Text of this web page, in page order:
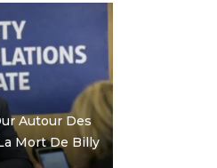
Autour Des
Mort De Billy